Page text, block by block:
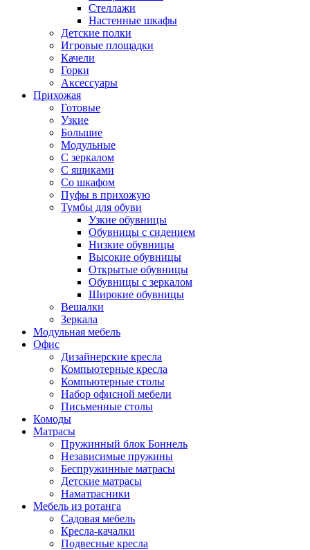
Стеллажи
Настенные шкафы
Детские полки
Игровые площадки
Качели
Горки
Аксессуары
Прихожая
Готовые
Узкие
Большие
Модульные
С зеркалом
С ящиками
Со шкафом
Пуфы в прихожую
Тумбы для обуви
Узкие обувницы
Обувницы с сидением
Низкие обувницы
Высокие обувницы
Открытые обувницы
Обувницы с зеркалом
Широкие обувницы
Вешалки
Зеркала
Модульная мебель
Офис
Дизайнерские кресла
Компьютерные кресла
Компьютерные столы
Набор офисной мебели
Письменные столы
Комоды
Матрасы
Пружинный блок Боннель
Независимые пружины
Беспружинные матрасы
Детские матрасы
Наматрасники
Мебель из ротанга
Садовая мебель
Кресла-качалки
Подвесные кресла